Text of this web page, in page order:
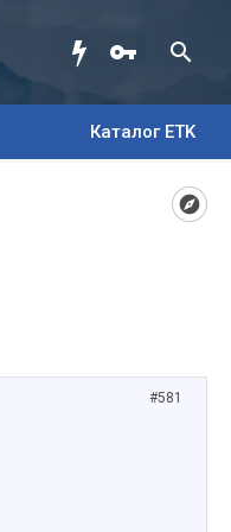
Каталог ETK
#581